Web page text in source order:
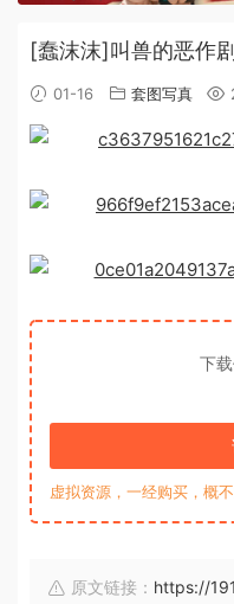
[蠢沫沫]叫兽的恶作
01-16 套图写真
下
虚拟资源，一经购买，概不
原文链接： https://